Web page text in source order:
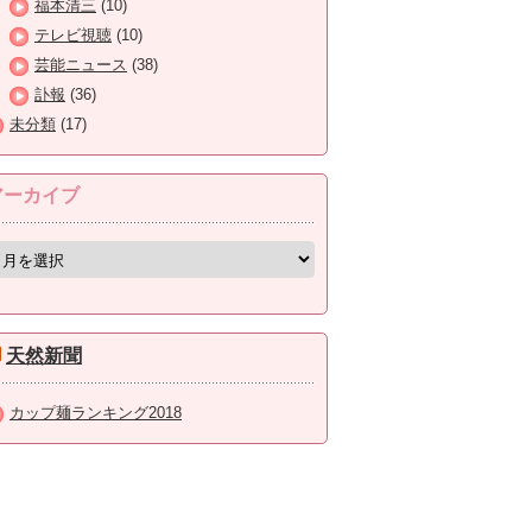
福本清三 (10)
テレビ視聴 (10)
芸能ニュース (38)
訃報 (36)
未分類 (17)
ーカイブ
天然新聞
カップ麺ランキング2018